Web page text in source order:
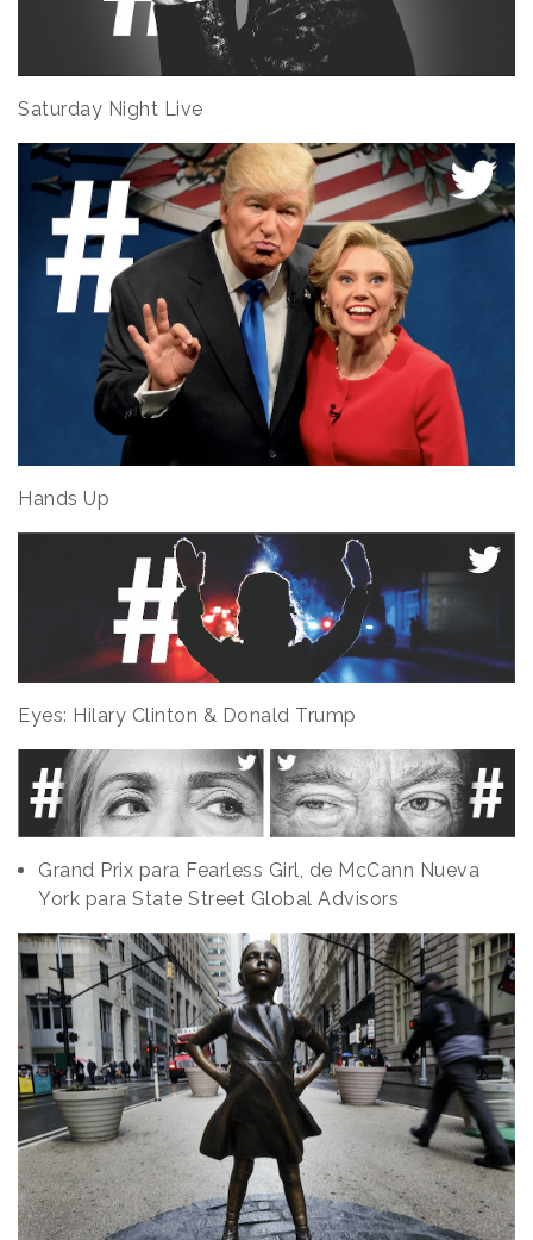
Saturday Night Live
Hands Up
Eyes: Hilary Clinton & Donald Trump
Grand Prix para Fearless Girl, de McCann Nueva
York para State Street Global Advisors